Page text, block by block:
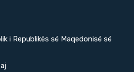
i Republikës së Maqedonisë së